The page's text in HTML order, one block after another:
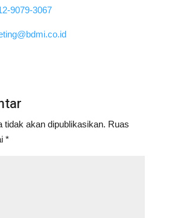
9079-3067
tidak akan dipublikasikan. Ruas
*